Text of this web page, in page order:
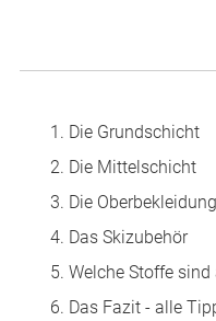
Die Grundschicht
Die Mittelschicht
Die Oberbekleidung
Das Skizubehör
Welche Stoffe
Das Fazit - alle